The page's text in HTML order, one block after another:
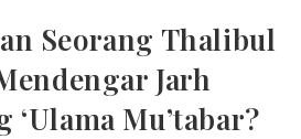
Seorang Thalibul
Jarh
‘Ulama Mu’tabar?